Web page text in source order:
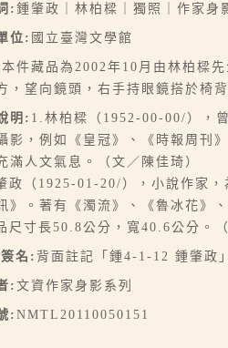
: 鍾肇政｜林柏樑｜獨照｜作家身
位: 國立臺灣文學館
本件藏品為2002年10月由林柏樑
，望向鏡頭，右手持眼鏡搭於椅
明: 1.林柏樑（1952-00-00/），
影，例如《皇冠》、《時報周刊
滿人文氣息。（文／陳佳琦）
政（1925-01-20/），小說作家，
》。著有《濁流》、《魯冰花》
尺寸長50.8公分，寬40.6公分。（
名: 背面註記「鍾4-1-12 鍾肇政
: 文資作家身影系列
: NMTL20110050151